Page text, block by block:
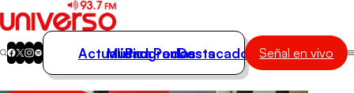
Actualidad
Música
Programas
Podcasts
Destacados Señal en vivo